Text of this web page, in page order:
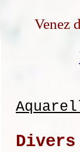
Venez
Divers